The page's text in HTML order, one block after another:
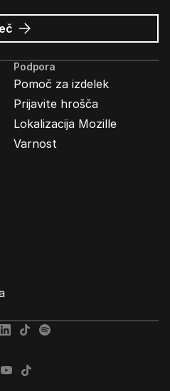
o
Oglasi
Mozilla
Podpora
Pomoč za izdelek
Prijavite hrošča
Lokalizacija Mozille
Varnost